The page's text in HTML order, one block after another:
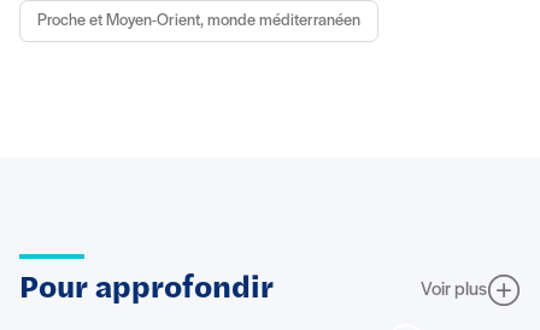
Proche et Moyen-Orient, monde méditerranéen
Pour approfondir Voir plus